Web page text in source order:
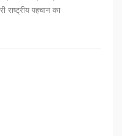
पहचान का